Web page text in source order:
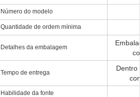
Número do modelo
Quantidade de ordem mínima
Detalhes da embalagem
Tempo de entrega
Dentro
Habilidade da fonte